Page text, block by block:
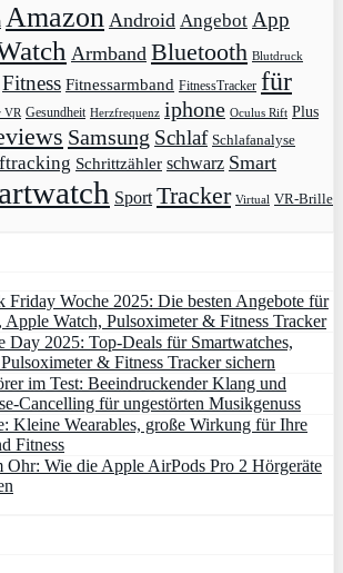
Amazon Android Angebot App
Armband Bluetooth Blutdruck
Fitness Fitnessarmband FitnessTracker für
VR Gesundheit Herzfrequenz iphone Oculus Rift Plus
Samsung Schlaf Schlafanalyse
Schrittzähler schwarz Smart
Sport Tracker Virtual VR-Brille
Friday Woche 2025: Die besten Angebote für
Apple Watch, Pulsoximeter & Fitness Tracker
Day 2025: Top-Deals für Smartwatches,
& Fitness Tracker sichern
im Test: Beeindruckender Klang und
Cancelling für ungestörten Musikgenuss
Kleine Wearables, große Wirkung für Ihre
Fitness
Ohr: Wie die Apple AirPods Pro 2 Hörgeräte